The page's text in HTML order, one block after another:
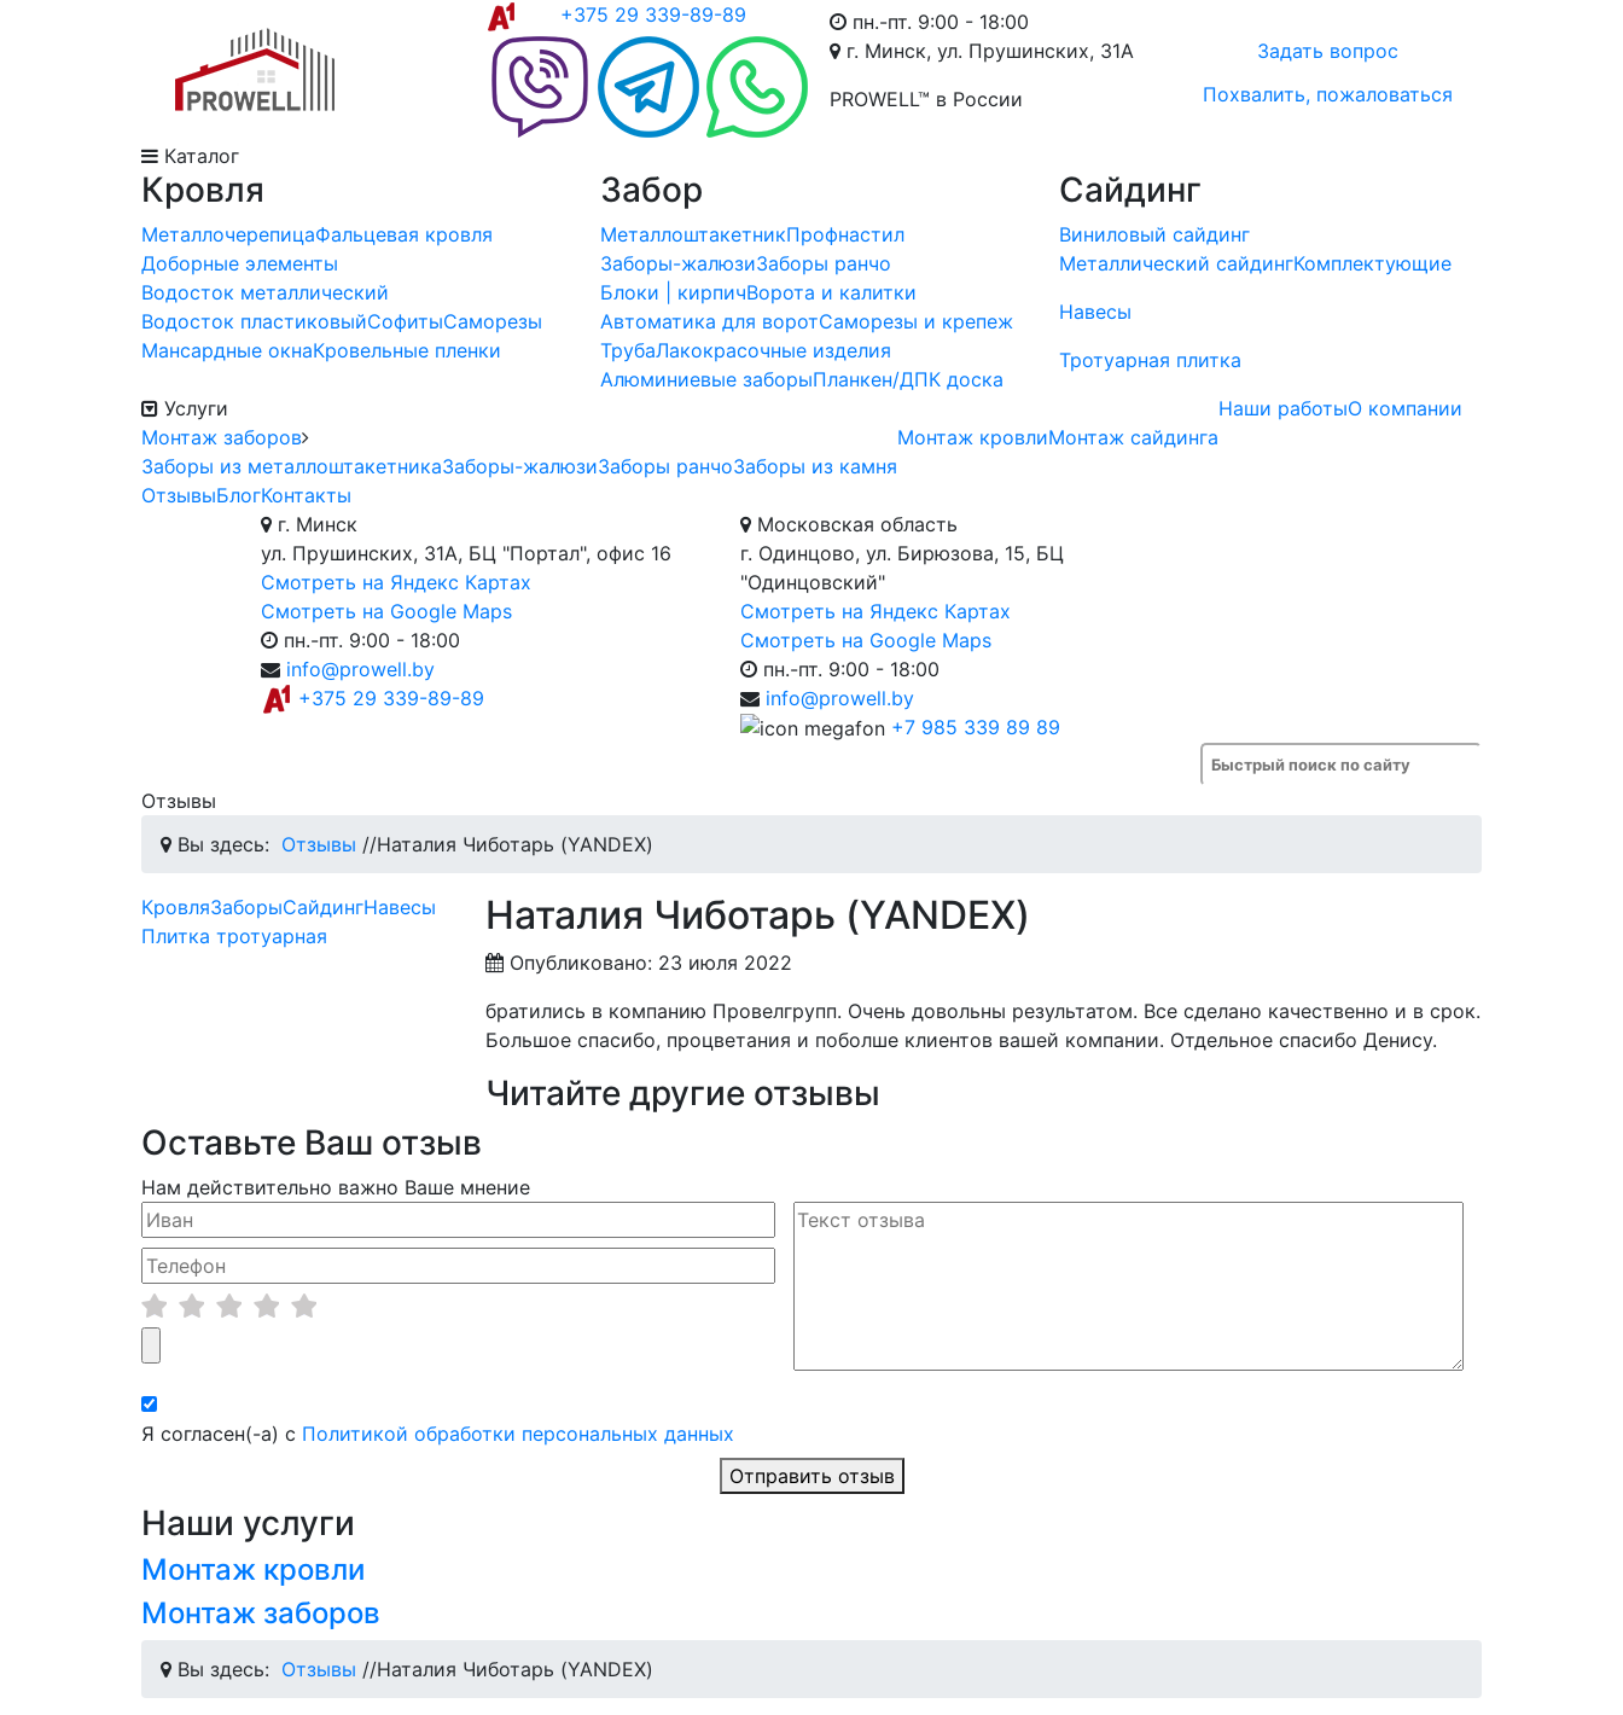
+375 29 339-89-89
пн.-пт. 9:00 - 18:00
г. Минск, ул. Прушинских, 31А
PROWELL™ в России
Задать вопрос
Похвалить, пожаловаться
Каталог
Кровля
МеталлочерепицаФальцевая кровля
Доборные элементы
Водосток металлический
Водосток пластиковыйСофитыСаморезы
Мансардные окнаКровельные пленки
Забор
МеталлоштакетникПрофнастил
Заборы-жалюзиЗаборы ранчо
Блоки | кирпичВорота и калитки
Автоматика для воротСаморезы и крепеж
ТрубаЛакокрасочные изделия
Алюминиевые заборыПланкен/ДПК доска
Сайдинг
Виниловый сайдинг
Металлический сайдингКомплектующие
Навесы
Тротуарная плитка
Услуги
Монтаж заборов
Заборы из металлоштакетникаЗаборы-жалюзиЗаборы ранчоЗаборы из камня
Монтаж кровлиМонтаж сайдинга
Наши работыО компании
ОтзывыБлогКонтакты
г. Минск
ул. Прушинских, 31А, БЦ "Портал", офис 16
Смотреть на Яндекс Картах
Смотреть на Google Maps
пн.-пт. 9:00 - 18:00
info@prowell.by
+375 29 339-89-89
Московская область
г. Одинцово, ул. Бирюзова, 15, БЦ
"Одинцовский"
Смотреть на Яндекс Картах
Смотреть на Google Maps
пн.-пт. 9:00 - 18:00
info@prowell.by
+7 985 339 89 89
Отзывы
Вы здесь: Отзывы //Наталия Чиботарь (YANDEX)
КровляЗаборыСайдингНавесы
Плитка тротуарная
Наталия Чиботарь (YANDEX)
Опубликовано: 23 июля 2022
братились в компанию Провелгрупп. Очень довольны результатом. Все сделано качественно и в срок.
Большое спасибо, процветания и поболше клиентов вашей компании. Отдельное спасибо Денису.
Читайте другие отзывы
Оставьте Ваш отзыв
Нам действительно важно Ваше мнение
Я согласен(-а) с Политикой обработки персональных данных
Отправить отзыв
Наши услуги
Монтаж кровли
Монтаж заборов
Вы здесь: Отзывы //Наталия Чиботарь (YANDEX)